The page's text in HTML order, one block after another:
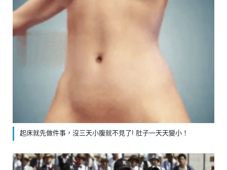
起床就先做件事，沒三天小腹就不見了! 肚子一天天變小！